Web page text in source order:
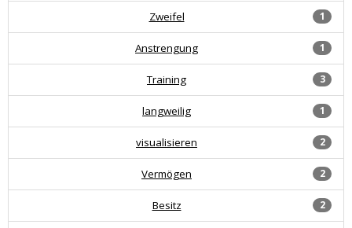
1
Zweifel
1
Anstrengung
3
Training
1
langweilig
2
visualisieren
2
Vermögen
2
Besitz